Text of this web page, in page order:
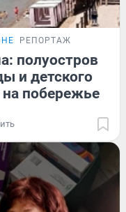
РЕПОРТАЖ
полуостров
и детского
побережье